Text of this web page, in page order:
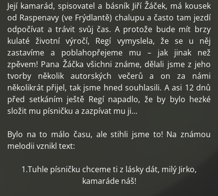
Její kamarád, spisovatel a básník Jiří Žáček, má kousek
od Raspenavy (ve Frýdlantě) chalupu a často tam jezdí
odpočívat a trávit svůj čas. A protože bude mít brzy
kulaté životní výročí, Regí vymyslela, že se u něj
zastavíme a poblahopřejeme mu – jak jinak než
zpěvem! Pana Žáčka všichni známe, dělali jsme z jeho
tvorby několik autorských večerů a on za námi
několikrát přijel, tak jsme hned souhlasili. A asi 12 dnů
před setkáním ještě Regí napadlo, že by bylo hezké
složit mu písničku a zazpívat mu ji…
Bylo na to málo času, ale stihli jsme to! Na známou
melodii vznikl text:
1.Tuhle písničku chceme ti z lásky dát, milý Jirko,
kamaráde náš!